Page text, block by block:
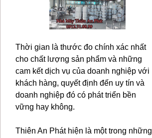
Thời gian là thước đo chính xác nhất
cho chất lượng sản phẩm và những
cam kết dịch vụ của doanh nghiệp với
khách hàng, quyết định đến uy tín và
doanh nghiệp đó có phát triển bền
vững hay không.
Thiên An Phát hiện là một trong những